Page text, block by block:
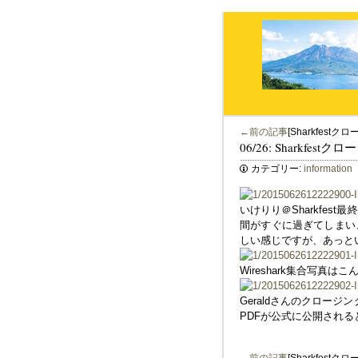
←前の記事[Sharkfestクロ
06/26: Sharkfestクロ
カテゴリー: information
いけりり＠Sharkfest最
間がすぐに過ぎてしま
しい感じですが、あっ
Wireshark集合写真はこ
Geraldさんのクロージ
PDFが公式に公開される